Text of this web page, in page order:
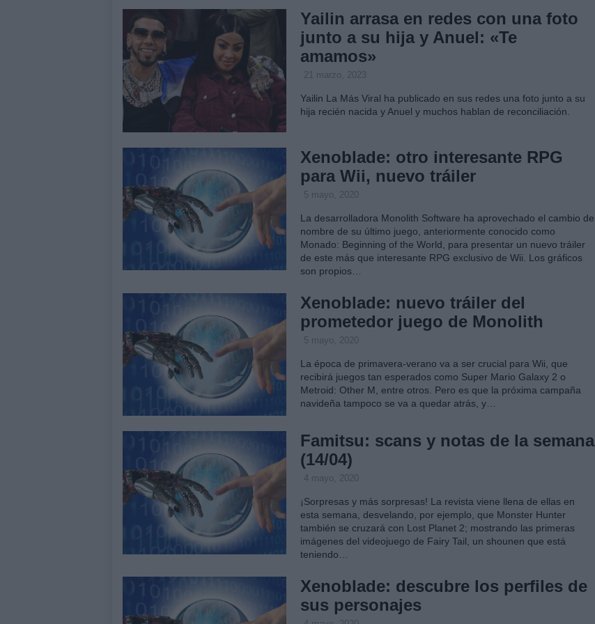
Yailin arrasa en redes con una foto
junto a su hija y Anuel: «Te
amamos»
21 marzo, 2023
Yailin La Más Viral ha publicado en sus redes una foto junto a su
hija recién nacida y Anuel y muchos hablan de reconciliación.
Xenoblade: otro interesante RPG
para Wii, nuevo tráiler
5 mayo, 2020
La desarrolladora Monolith Software ha aprovechado el cambio de
nombre de su último juego, anteriormente conocido como
Monado: Beginning of the World, para presentar un nuevo tráiler
de este más que interesante RPG exclusivo de Wii. Los gráficos
son propios…
Xenoblade: nuevo tráiler del
prometedor juego de Monolith
5 mayo, 2020
La época de primavera-verano va a ser crucial para Wii, que
recibirá juegos tan esperados como Super Mario Galaxy 2 o
Metroid: Other M, entre otros. Pero es que la próxima campaña
navideña tampoco se va a quedar atrás, y…
Famitsu: scans y notas de la semana
(14/04)
4 mayo, 2020
¡Sorpresas y más sorpresas! La revista viene llena de ellas en
esta semana, desvelando, por ejemplo, que Monster Hunter
también se cruzará con Lost Planet 2; mostrando las primeras
imágenes del videojuego de Fairy Tail, un shounen que está
teniendo…
Xenoblade: descubre los perfiles de
sus personajes